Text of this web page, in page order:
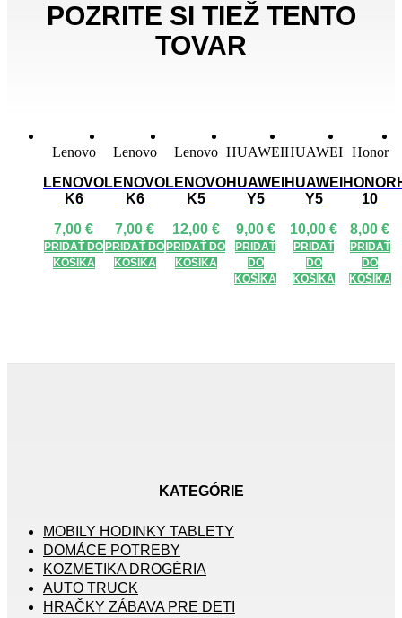
POZRITE SI TIEŽ TENTO
TOVAR
Lenovo
LENOVO
K6
7,00 €
PRIDAŤ DO
KOŠÍKA
Lenovo
LENOVO
K6
7,00 €
PRIDAŤ DO
KOŠÍKA
Lenovo
LENOVO
K5
12,00 €
PRIDAŤ DO
KOŠÍKA
HUAWEI
HUAWEI
Y5
9,00 €
PRIDAŤ
DO
KOŠÍKA
HUAWEI
HUAWEI
Y5
10,00 €
PRIDAŤ
DO
KOŠÍKA
Honor
HONOR
10
8,00 €
PRIDAŤ
DO
KOŠÍKA
KATEGÓRIE
MOBILY HODINKY TABLETY
DOMÁCE POTREBY
KOZMETIKA DROGÉRIA
AUTO TRUCK
HRAČKY ZÁBAVA PRE DETI